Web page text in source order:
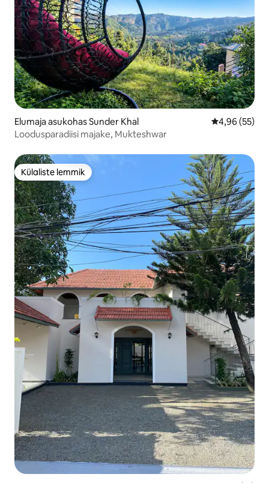
Elumaja asukohas Sunder Khal Keskmine
4,96 (55)
Loodusparadiisi majake, Mukteshwar
Külaliste lemmik
Külaliste lemmik